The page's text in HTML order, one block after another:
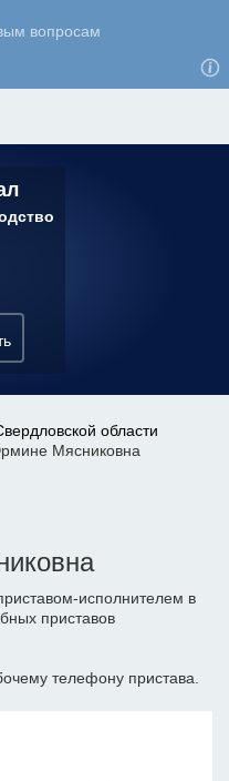
области
Мясниковна
исполнителем в
приставов
телефону пристава.